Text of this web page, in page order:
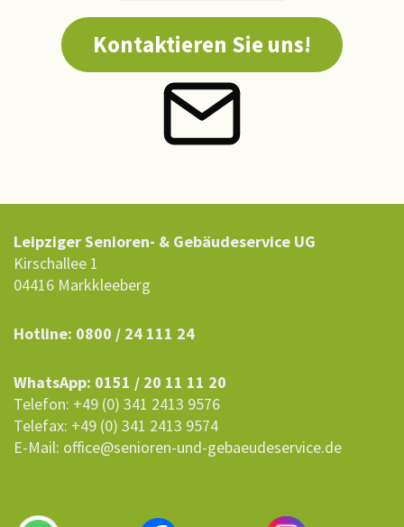
Kontaktieren Sie uns!
Leipziger Senioren- & Gebäudeservice UG
Kirschallee 1
04416 Markkleeberg
Hotline: 0800 / 24 111 24
WhatsApp: 0151 / 20 11 11 20
Telefon: +49 (0) 341 2413 9576
Telefax: +49 (0) 341 2413 9574
E-Mail: office@senioren-und-gebaeudeservice.de